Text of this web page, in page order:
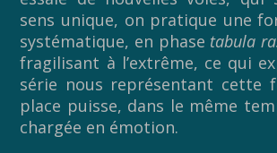
sens unique, on pratique une
systématique, en phase tabula
fragilisant à l’extrême, ce qui
série nous représentant cette
place puisse, dans le même
chargée en émotion.